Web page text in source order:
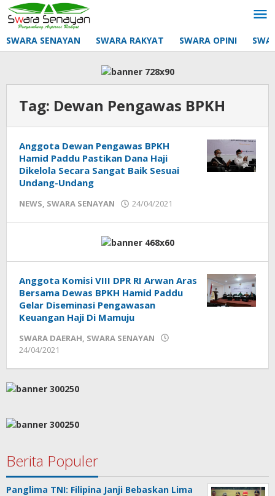
Lewati
ke
konten
SWARA SENAYAN SWARA RAKYAT SWARA OPINI
Tag: Dewan Pengawas BPKH
Anggota Dewan Pengawas BPKH
Hamid Paddu Pastikan Dana Haji
Dikelola Secara Sangat Baik Sesuai
Undang-Undang
NEWS, SWARA SENAYAN 24/04/2021
Anggota Komisi VIII DPR RI Arwan Aras
Bersama Dewas BPKH Hamid Paddu
Gelar Diseminasi Pengawasan
Keuangan Haji Di Mamuju
SWARA DAERAH SWARA SENAYAN
24/04/2021
Berita Populer
Panglima TNI: Filipina Janji Bebaskan Lima